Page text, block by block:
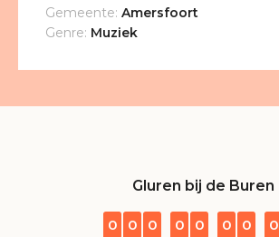
Gemeente: Amersfoort
Genre: Muziek
Gluren bij de Buren
0 0 0 0 0 0 0 0